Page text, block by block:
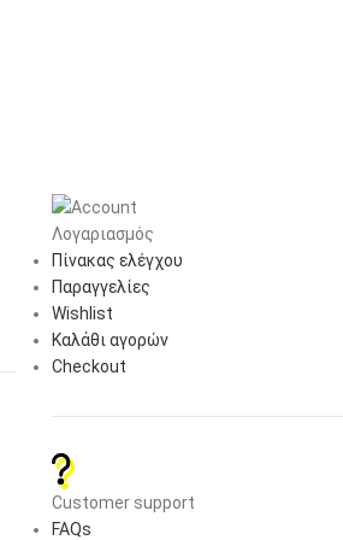
Ενσωματωμένο μικρόφωνο και ηχείο-
65,4°, Διαγώνιος: 150°-
βίντεο- Ταυτόχρονη συμπίεση
x 1080) έως και 30 fpsΥποστήριξη ήχου-
Διαμορφώσιμο μέγεθος εικόνας-
(αισθητήρας PIR, ζώνη1)- Αντιστροφή
2,4 GHz: ασύρματο
256GB- Bluetooth Low Energy
DHCPv6 Client- Bonjour (mDNS και DNS-
SRTP- HTTPSΔιαχείριση γεγονότων-
Ανίχνευση ήχου- Cloud recording-
Night – Ανίχνευση Glass Breaking- Push
Λογαριασμός
Πίνακας ελέγχου
Παραγγελίες
Wishlist
Καλάθι αγορών
Checkout
Customer support
FAQs